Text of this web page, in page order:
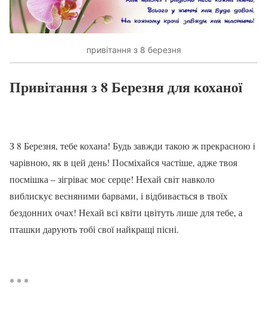
привітання з 8 березня
Привітання з 8 Березня для коханої
З 8 Березня, тебе кохана! Будь завжди такою ж прекрасною і
чарівною, як в цей день! Посміхайся частіше, адже твоя
посмішка – зігріває моє серце! Нехай світ навколо
виблискує весняними барвами, і відбивається в твоїх
бездонних очах! Нехай всі квіти цвітуть лише для тебе, а
пташки дарують тобі свої найкращі пісні.
* * *